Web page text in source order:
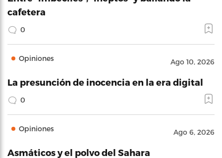
cafetera
0
Opiniones Ago 10, 2026
La presunción de inocencia en la era digital
0
Opiniones Ago 6, 2026
Asmáticos y el polvo del Sahara